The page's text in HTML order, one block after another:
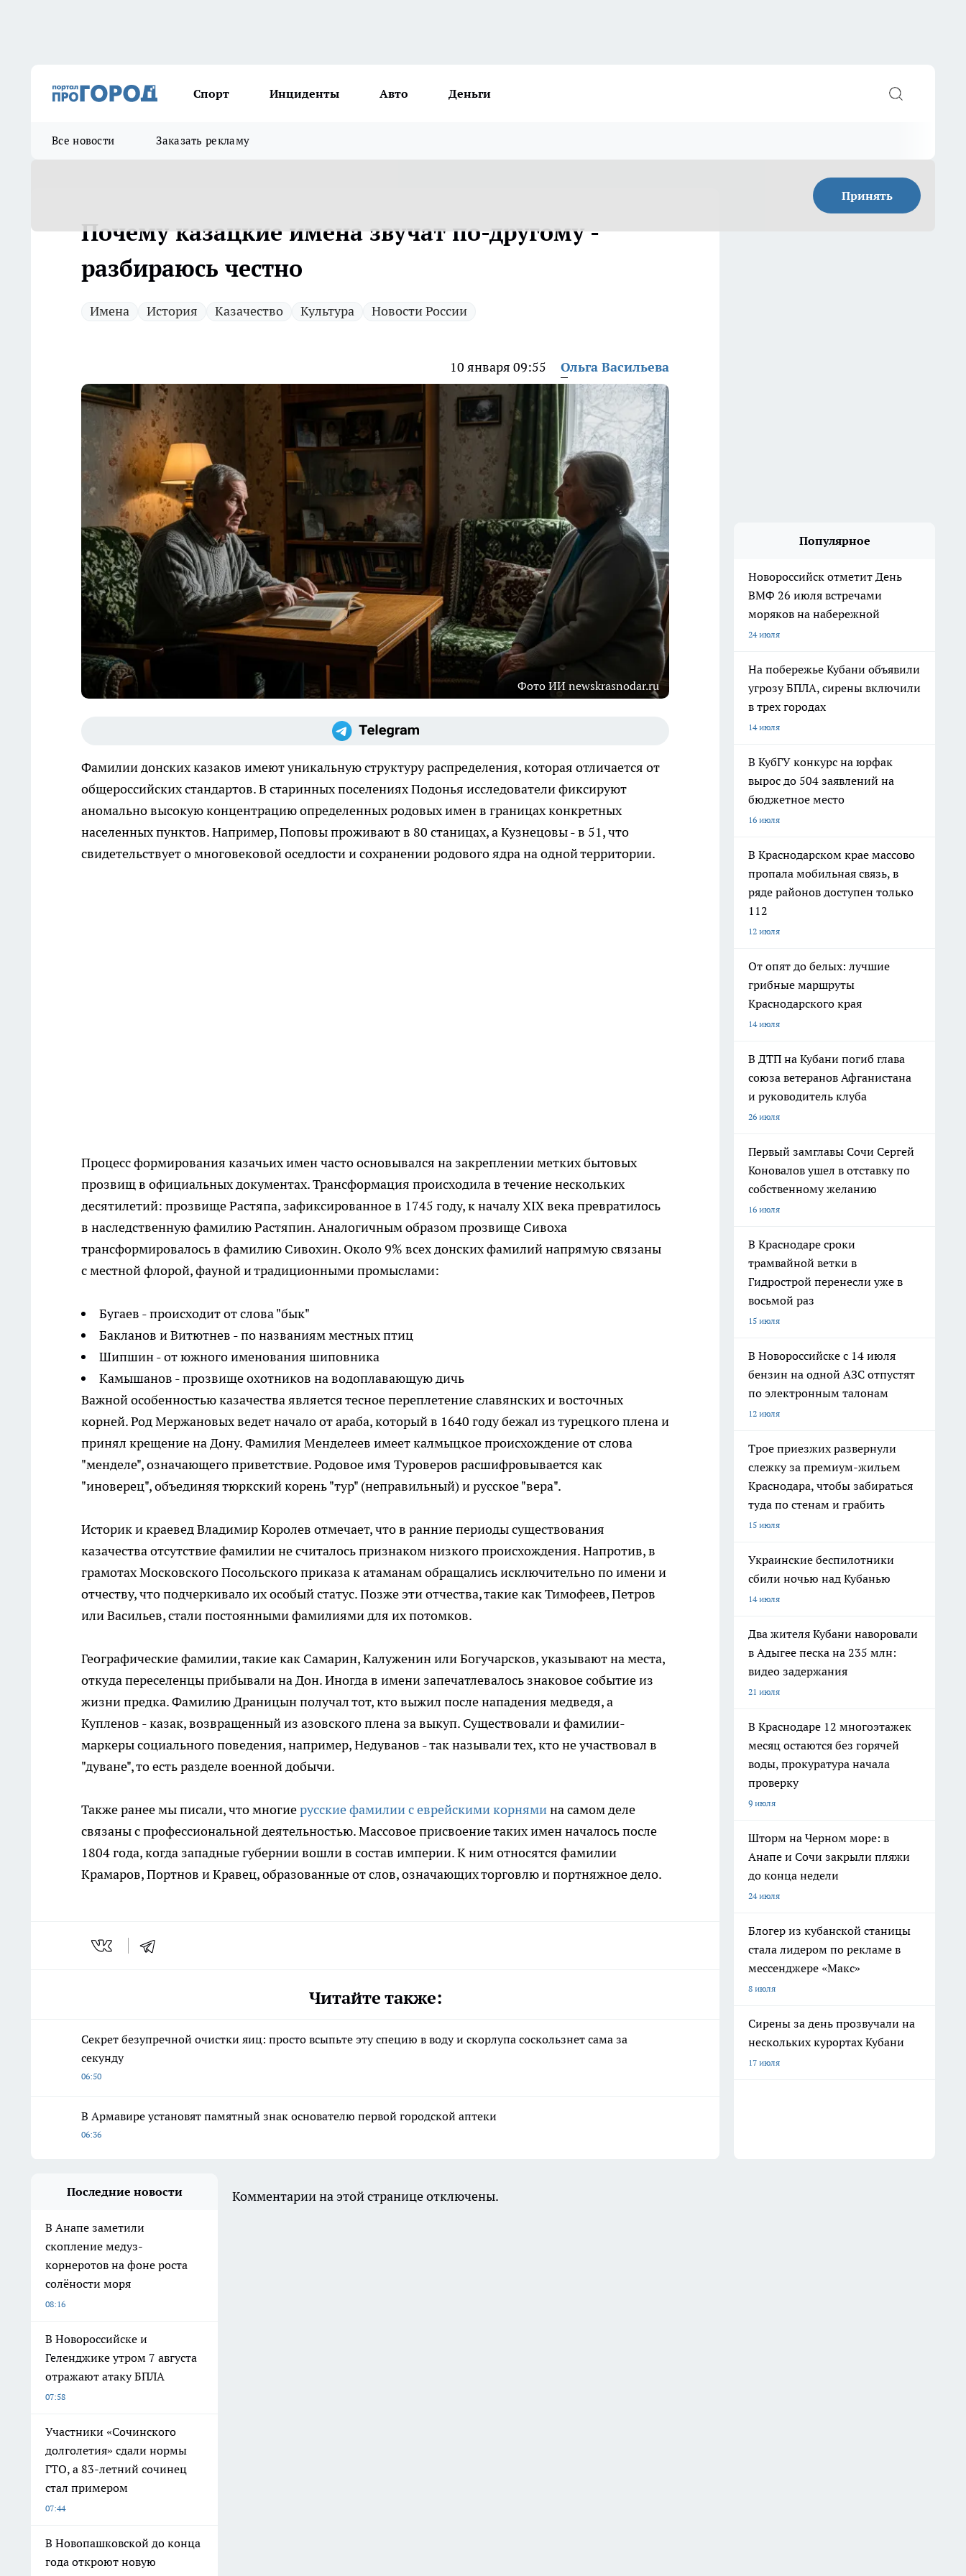
Спорт Инциденты Авто Деньги
Все новости Заказать рекламу
Принять
Почему казацкие имена звучат по-другому -
разбираюсь честно
Имена История Казачество Культура Новости России
10 января 09:55 Ольга Васильева
Фото ИИ newskrasnodar.ru
Фамилии донских казаков имеют уникальную структуру распределения, которая отличается от
общероссийских стандартов. В старинных поселениях Подонья исследователи фиксируют
аномально высокую концентрацию определенных родовых имен в границах конкретных
населенных пунктов. Например, Поповы проживают в 80 станицах, а Кузнецовы - в 51, что
свидетельствует о многовековой оседлости и сохранении родового ядра на одной территории.
Процесс формирования казачьих имен часто основывался на закреплении метких бытовых
прозвищ в официальных документах. Трансформация происходила в течение нескольких
десятилетий: прозвище Растяпа, зафиксированное в 1745 году, к началу XIX века превратилось
в наследственную фамилию Растяпин. Аналогичным образом прозвище Сивоха
трансформировалось в фамилию Сивохин. Около 9% всех донских фамилий напрямую связаны
с местной флорой, фауной и традиционными промыслами:
Бугаев - происходит от слова "бык"
Бакланов и Витютнев - по названиям местных птиц
Шипшин - от южного именования шиповника
Камышанов - прозвище охотников на водоплавающую дичь
Важной особенностью казачества является тесное переплетение славянских и восточных
корней. Род Мержановых ведет начало от араба, который в 1640 году бежал из турецкого плена и
принял крещение на Дону. Фамилия Менделеев имеет калмыцкое происхождение от слова
"менделе", означающего приветствие. Родовое имя Туроверов расшифровывается как
"иноверец", объединяя тюркский корень "тур" (неправильный) и русское "вера".
Историк и краевед Владимир Королев отмечает, что в ранние периоды существования
казачества отсутствие фамилии не считалось признаком низкого происхождения. Напротив, в
грамотах Московского Посольского приказа к атаманам обращались исключительно по имени и
отчеству, что подчеркивало их особый статус. Позже эти отчества, такие как Тимофеев, Петров
или Васильев, стали постоянными фамилиями для их потомков.
Географические фамилии, такие как Самарин, Калуженин или Богучарсков, указывают на места,
откуда переселенцы прибывали на Дон. Иногда в имени запечатлевалось знаковое событие из
жизни предка. Фамилию Драницын получал тот, кто выжил после нападения медведя, а
Купленов - казак, возвращенный из азовского плена за выкуп. Существовали и фамилии-
маркеры социального поведения, например, Недуванов - так называли тех, кто не участвовал в
"дуване", то есть разделе военной добычи.
Также ранее мы писали, что многиерусские фамилии с еврейскими корнямина самом деле
связаны с профессиональной деятельностью. Массовое присвоение таких имен началось после
1804 года, когда западные губернии вошли в состав империи. К ним относятся фамилии
Крамаров, Портнов и Кравец, образованные от слов, означающих торговлю и портняжное дело.
Читайте также:
Секрет безупречной очистки яиц: просто всыпьте эту специю в воду и скорлупа соскользнет сама за
секунду
06:50
В Армавире установят памятный знак основателю первой городской аптеки
06:36
Популярное
Новороссийск отметит День
ВМФ 26 июля встречами
моряков на набережной
24 июля
На побережье Кубани объявили
угрозу БПЛА, сирены включили
в трех городах
14 июля
В КубГУ конкурс на юрфак
вырос до 504 заявлений на
бюджетное место
16 июля
В Краснодарском крае массово
пропала мобильная связь, в
ряде районов доступен только
112
12 июля
От опят до белых: лучшие
грибные маршруты
Краснодарского края
14 июля
В ДТП на Кубани погиб глава
союза ветеранов Афганистана
и руководитель клуба
26 июля
Первый замглавы Сочи Сергей
Коновалов ушел в отставку по
собственному желанию
16 июля
В Краснодаре сроки
трамвайной ветки в
Гидрострой перенесли уже в
восьмой раз
15 июля
В Новороссийске с 14 июля
бензин на одной АЗС отпустят
по электронным талонам
12 июля
Трое приезжих развернули
слежку за премиум-жильем
Краснодара, чтобы забираться
туда по стенам и грабить
15 июля
Украинские беспилотники
сбили ночью над Кубанью
14 июля
Два жителя Кубани наворовали
в Адыгее песка на 235 млн:
видео задержания
21 июля
В Краснодаре 12 многоэтажек
месяц остаются без горячей
воды, прокуратура начала
проверку
9 июля
Шторм на Черном море: в
Анапе и Сочи закрыли пляжи
до конца недели
24 июля
Блогер из кубанской станицы
стала лидером по рекламе в
мессенджере «Макс»
8 июля
Сирены за день прозвучали на
нескольких курортах Кубани
17 июля
Последние новости
В Анапе заметили
скопление медуз-
корнеротов на фоне роста
солёности моря
08:16
В Новороссийске и
Геленджике утром 7 августа
отражают атаку БПЛА
07:58
Участники «Сочинского
долголетия» сдали нормы
ГТО, а 83-летний сочинец
стал примером
07:44
В Новопашковской до конца
года откроют новую
Комментарии на этой странице отключены.